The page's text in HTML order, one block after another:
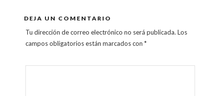
DEJA UN COMENTARIO
Tu dirección de correo electrónico no será publicada. Los
campos obligatorios están marcados con*